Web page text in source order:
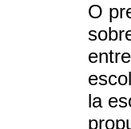
O
la